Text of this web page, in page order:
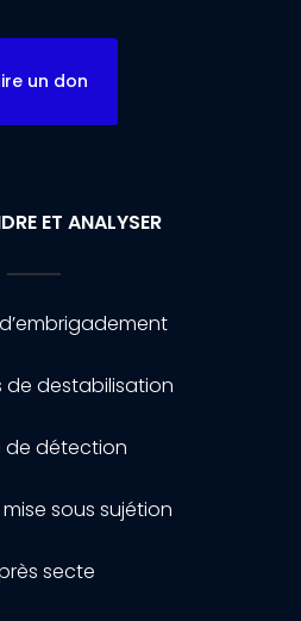
un don
ET ANALYSER
de destabilisation
de détection
sous sujétion
secte